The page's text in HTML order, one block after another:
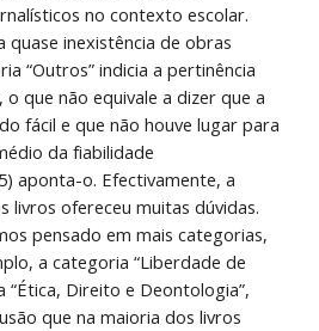
no contexto escolar.
quase inexistência de obras
“Outros” indicia a pertinência
que não equivale a dizer que a
fácil e que não houve lugar para
da fiabilidade
aponta-o. Efectivamente, a
livros ofereceu muitas dúvidas.
pensado em mais categorias,
a categoria “Liberdade de
“Ética, Direito e Deontologia”,
que na maioria dos livros